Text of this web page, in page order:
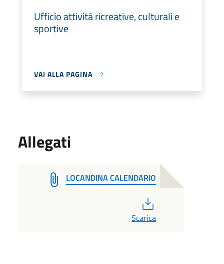
Ufficio attività ricreative, culturali e
sportive
VAI ALLA PAGINA
Allegati
LOCANDINA CALENDARIO
Scarica